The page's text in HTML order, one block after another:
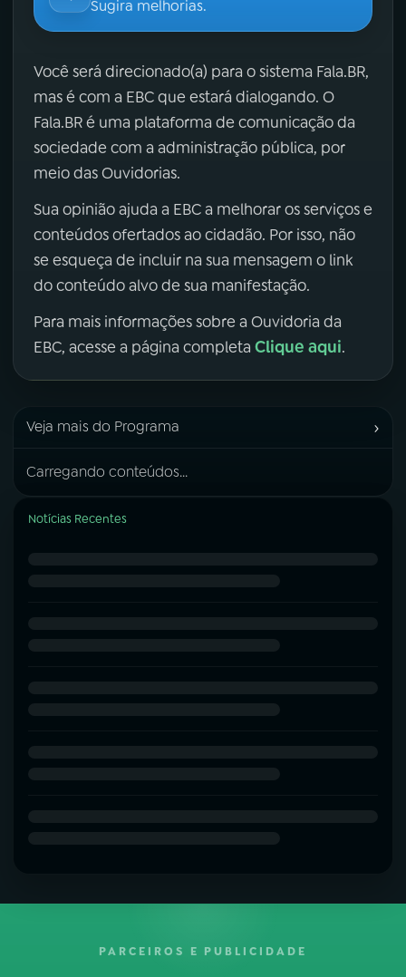
Sugira melhorias.
Você será direcionado(a) para o sistema Fala.BR,
mas é com a EBC que estará dialogando. O
Fala.BR é uma plataforma de comunicação da
sociedade com a administração pública, por
meio das Ouvidorias.
Sua opinião ajuda a EBC a melhorar os serviços e
conteúdos ofertados ao cidadão. Por isso, não
se esqueça de incluir na sua mensagem o link
do conteúdo alvo de sua manifestação.
Para mais informações sobre a Ouvidoria da
EBC, acesse a página completa Clique aqui.
Veja mais do Programa ›
Carregando conteúdos...
Notícias Recentes
PARCEIROS E PUBLICIDADE